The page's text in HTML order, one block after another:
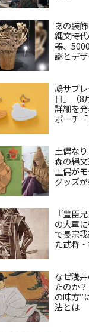
あの装
縄文時
器、
謎とデ
鳩サブ
日』（8
詳細を
ポーチ「
土偶な
森の縄
土偶が
グッズ
『豊臣
の大軍
で長宗
た武将
なぜ浅
たのか
の味方”
法とは